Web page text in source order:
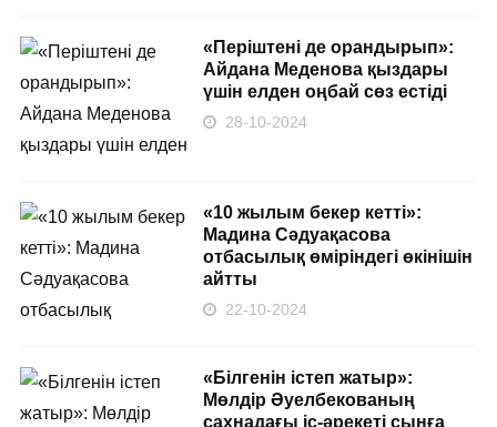
«Періштені де орандырып»:
Айдана Меденова қыздары
үшін елден оңбай сөз естіді
28-10-2024
«10 жылым бекер кетті»:
Мадина Сәдуақасова
отбасылық өміріндегі өкінішін
айтты
22-10-2024
«Білгенін істеп жатыр»:
Мөлдір Әуелбекованың
сахнадағы іс-әрекеті сынға